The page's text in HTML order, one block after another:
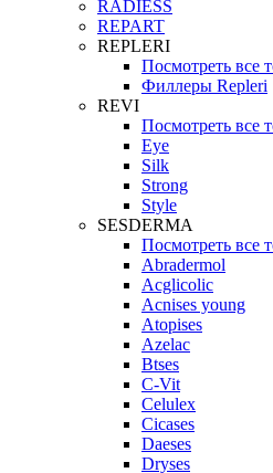
RADIESS
REPART
REPLERI
Посмотреть все
Филлеры Repleri
REVI
Посмотреть все
Eye
Silk
Strong
Style
SESDERMA
Посмотреть все
Abradermol
Acglicolic
Acnises young
Atopises
Azelac
Btses
C-Vit
Celulex
Cicases
Daeses
Dryses